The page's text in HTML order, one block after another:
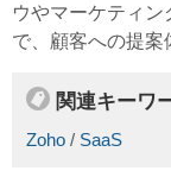
ウやマーケティ
で、顧客への提案
関連キーワ
Zoho / SaaS